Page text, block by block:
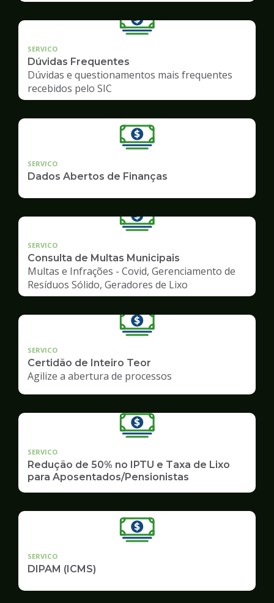
SERVICO
Dúvidas Frequentes
Dúvidas e questionamentos mais frequentes
recebidos pelo SIC
SERVICO
Dados Abertos de Finanças
SERVICO
Consulta de Multas Municipais
Multas e Infrações - Covid, Gerenciamento de
Resíduos Sólido, Geradores de Lixo
SERVICO
Certidão de Inteiro Teor
Agilize a abertura de processos
SERVICO
Redução de 50% no IPTU e Taxa de Lixo
para Aposentados/Pensionistas
SERVICO
DIPAM (ICMS)